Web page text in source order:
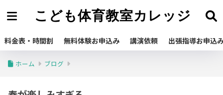
こども体育教室カレッジ
料金表・時間割 無料体験お申込み 講演依頼 出張指導お申込
ホーム ブログ